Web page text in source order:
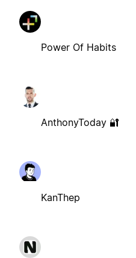
Power Of Habits
AnthonyToday 🔐
KanThep